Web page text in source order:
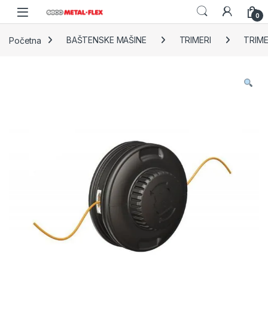
Skip to navigation
Skip to content
0
Početna BAŠTENSKE MAŠINE TRIMERI